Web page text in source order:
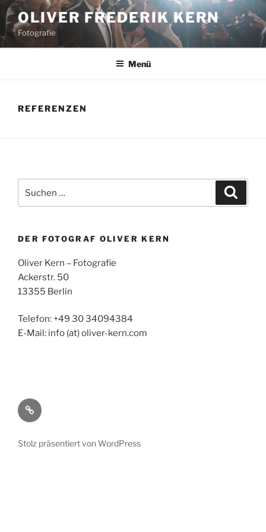
Zum
Inhalt
springen
OLIVER FREDERIK KERN
Fotografie
Menü
REFERENZEN
nach:
DER FOTOGRAF OLIVER KERN
Oliver Kern – Fotografie
Ackerstr. 50
13355 Berlin
Telefon: +49 30 34094384
E-Mail: info (at) oliver-kern.com
Impressum
Stolz präsentiert von WordPress